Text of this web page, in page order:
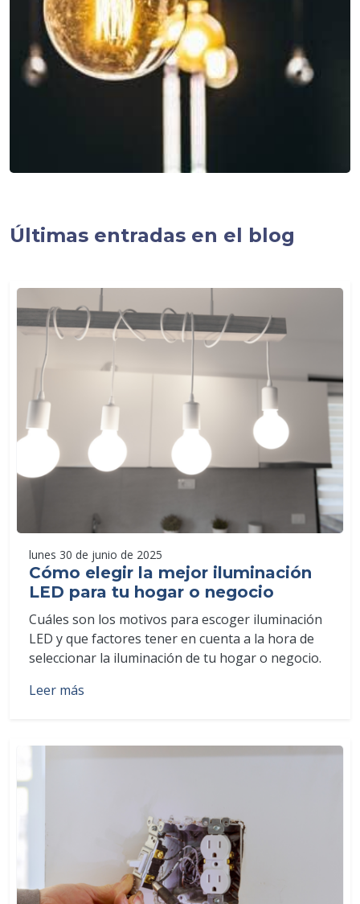
Últimas entradas en el blog
lunes 30 de junio de 2025
Cómo elegir la mejor iluminación
LED para tu hogar o negocio
Cuáles son los motivos para escoger iluminación
LED y que factores tener en cuenta a la hora de
seleccionar la iluminación de tu hogar o negocio.
Leer más